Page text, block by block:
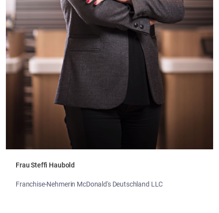
Frau Steffi Haubold
Franchise-Nehmerin McDonald's Deutschland LLC